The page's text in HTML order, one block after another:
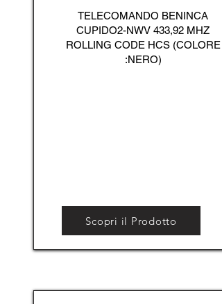
TELECOMANDO BENINCA
CUPIDO2-NWV 433,92 MHZ
ROLLING CODE HCS (COLORE
:NERO)
Scopri il Prodotto